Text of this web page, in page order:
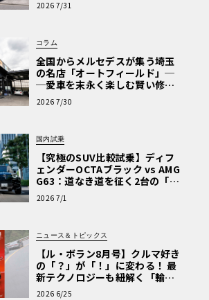
Why? Hyundai?】〈PR〉
2026 7/31
コラム
全国からメルセデスが集う埼玉
の名店「オートフィールド」─
─愛車を末永く楽しむ賢い修理
術と、プロがフックス製オイル
を選ぶ理由〈PR〉
2026 7/30
国内試乗
【究極のSUV比較試乗】ディフ
ェンダーOCTAブラック vs AMG
G63：道なき道を征く2台の「対
極的アプローチ」
2026 7/1
ニュース＆トピックス
【ル・ボラン8月号】クルマ好き
の「？」が「！」に変わる！ 最
新テクノロジーも紐解く「輸入
車Q&A」
2026 6/25